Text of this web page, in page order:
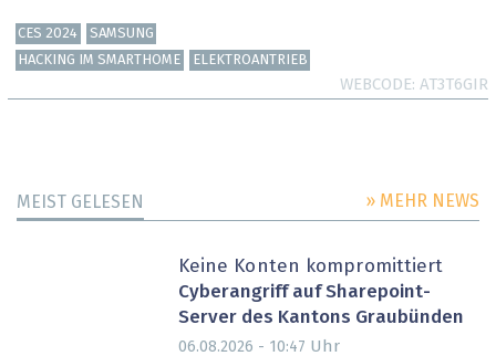
CES 2024
SAMSUNG
HACKING IM SMARTHOME
ELEKTROANTRIEB
WEBCODE AT3T6GIR
MEIST GELESEN » MEHR NEWS
Keine Konten kompromittiert
Cyberangriff auf Sharepoint-
Server des Kantons Graubünden
06.08.2026 - 10:47 Uhr